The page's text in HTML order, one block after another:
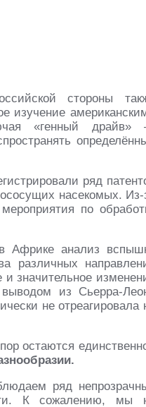
стороны
изучение
«генный
ряд
насекомых. Из-
по
Африке анализ
различных
значительное
из Сьерра-
не отреагировала
остаются
ряд
К сожалению, мы